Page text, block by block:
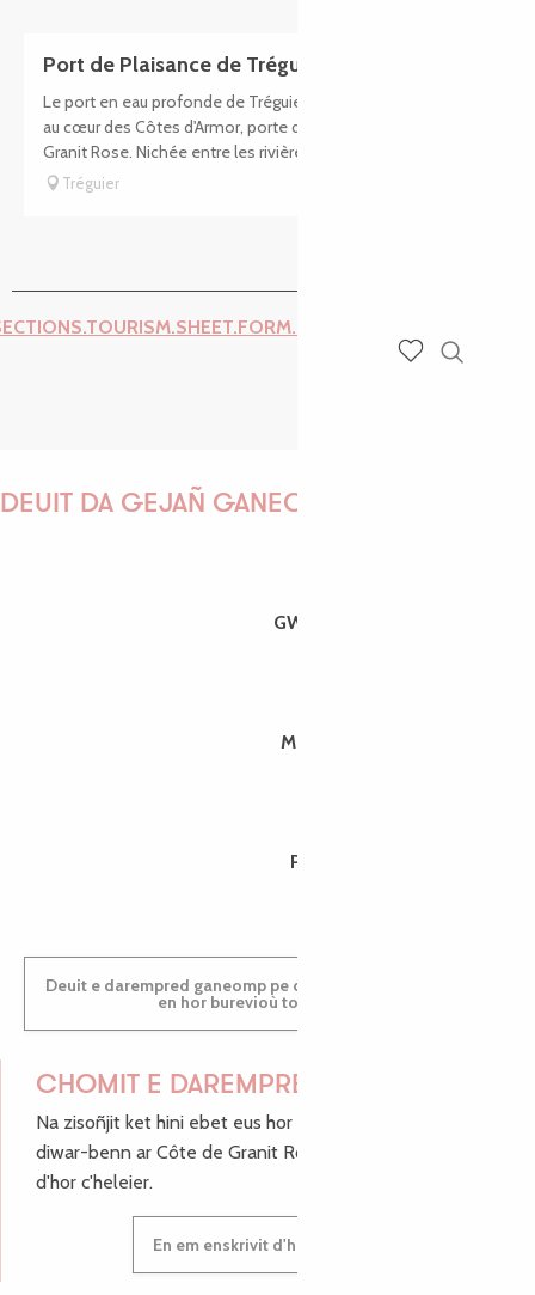
Port de Plaisance de Tréguier
Le port en eau profonde de Tréguier, une escale de charme
au cœur des Côtes d'Armor, porte d'entrée de la Côte de
Granit Rose. Nichée entre les rivières du Jaudy et du Guindy,...
Tréguier
DEUIT DA GEJAÑ GANEOMP !
GWENAËLLE
MORGANE
PAULINE
Deuit e darempred ganeomp pe deuit da welet ac'hanomp
en hor burevioù touristerezh
CHOMIT E DAREMPRED !
Na zisoñjit ket hini ebet eus hor c'hinnigoù mat ha keleier
diwar-benn ar Côte de Granit Rose, enskrivit hoc'h anv
d'hor c'heleier.
En em enskrivit d'hor c'heleier